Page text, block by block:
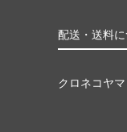
配送・送料
クロネコヤマ